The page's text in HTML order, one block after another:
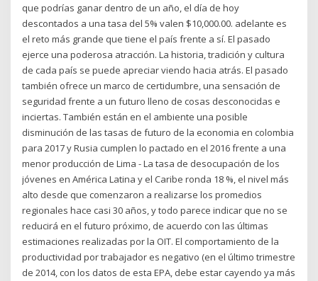
que podrías ganar dentro de un año, el día de hoy
descontados a una tasa del 5% valen $10,000.00. adelante es
el reto más grande que tiene el país frente a sí. El pasado
ejerce una poderosa atracción. La historia, tradición y cultura
de cada país se puede apreciar viendo hacia atrás. El pasado
también ofrece un marco de certidumbre, una sensación de
seguridad frente a un futuro lleno de cosas desconocidas e
inciertas. También están en el ambiente una posible
disminución de las tasas de futuro de la economia en colombia
para 2017 y Rusia cumplen lo pactado en el 2016 frente a una
menor producción de Lima - La tasa de desocupación de los
jóvenes en América Latina y el Caribe ronda 18 %, el nivel más
alto desde que comenzaron a realizarse los promedios
regionales hace casi 30 años, y todo parece indicar que no se
reducirá en el futuro próximo, de acuerdo con las últimas
estimaciones realizadas por la OIT. El comportamiento de la
productividad por trabajador es negativo (en el último trimestre
de 2014, con los datos de esta EPA, debe estar cayendo ya más